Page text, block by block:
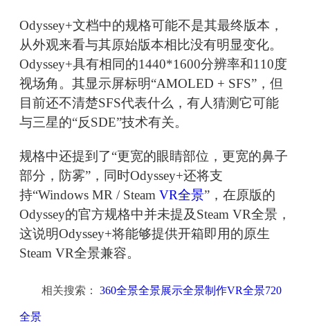
Odyssey+文档中的规格可能不是其最终版本，
从外观来看与其原始版本相比没有明显变化。
Odyssey+具有相同的1440*1600分辨率和110度
视场角。其显示屏标明“AMOLED + SFS”，但
目前还不清楚SFS代表什么，有人猜测它可能
与三星的“反SDE”技术有关。
规格中还提到了“更宽的眼睛部位，更宽的鼻子
部分，防雾”，同时Odyssey+还将支
持“Windows MR / Steam VR全景”，在原版的
Odyssey的官方规格中并未提及Steam VR全景，
这说明Odyssey+将能够提供开箱即用的原生
Steam VR全景兼容。
相关搜索： 360全景全景展示全景制作VR全景720
全景